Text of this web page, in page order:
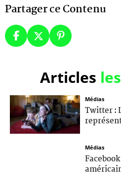
Partager ce Contenu
Articles
Médias
Twitter :
Médias